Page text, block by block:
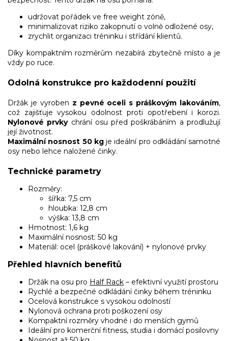
udržovat pořádek ve free weight zóně,
minimalizovat riziko zakopnutí o volně odložené osy,
zrychlit organizaci tréninku i střídání klientů.
Díky kompaktním rozměrům nezabírá zbytečně místo a je
vždy po ruce.
Odolná konstrukce pro každodenní použití
Držák je vyroben z pevné oceli s práškovým lakováním,
což zajišťuje vysokou odolnost proti opotřebení i korozi.
Nylonové prvkychrání osu před poškrábáním a prodlužují
její životnost.
Maximální nosnost 50 kgje ideální pro odkládání samotné
osy nebo lehce naložené činky.
Technické parametry
Rozměry:
šířka: 7,5 cm
hloubka: 12,8 cm
výška: 13,8 cm
Hmotnost: 1,6 kg
Maximální nosnost: 50 kg
Materiál: ocel (práškové lakování) + nylonové prvky
Přehled hlavních benefitů
Držák na osu pro Half Rack – efektivní využití prostoru
Rychlé a bezpečné odkládání činky během tréninku
Ocelová konstrukce s vysokou odolností
Nylonová ochrana proti poškození osy
Kompaktní rozměry vhodné i do menších gymů
Ideální pro komerční fitness, studia i domácí posilovny